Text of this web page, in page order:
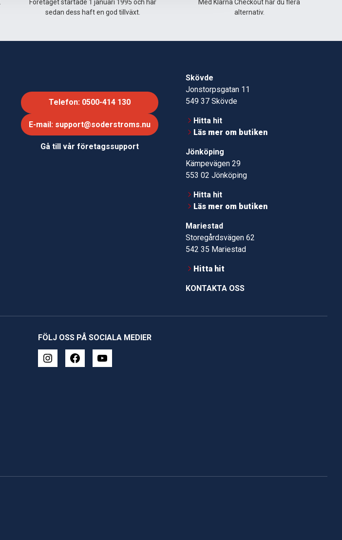
Företaget startade 1 januari 1995 och har
sedan dess haft en god tillväxt.
Med Klarna Checkout har du flera
alternativ.
Telefon: 0500-414 130
E-mail: support@soderstroms.nu
Gå till vår företagssupport
Skövde
Jonstorpsgatan 11
549 37 Skövde
Hitta hit
Läs mer om butiken
Jönköping
Kämpevägen 29
553 02 Jönköping
Hitta hit
Läs mer om butiken
Mariestad
Storegårdsvägen 62
542 35 Mariestad
Hitta hit
KONTAKTA OSS
FÖLJ OSS PÅ SOCIALA MEDIER